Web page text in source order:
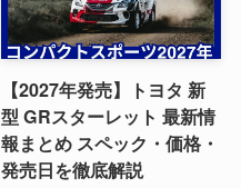
【2027年発売】トヨタ 新
型 GRスターレット 最新情
報まとめ スペック・価格・
発売日を徹底解説